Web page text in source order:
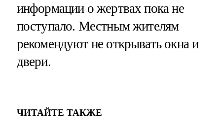
информации о жертвах пока не
поступало. Местным жителям
рекомендуют не открывать окна и
двери.
ЧИТАЙТЕ ТАКЖЕ